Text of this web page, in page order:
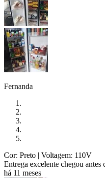
Fernanda
Cor: Preto | Voltagem: 110V
Entrega excelente chegou antes
há 11 meses